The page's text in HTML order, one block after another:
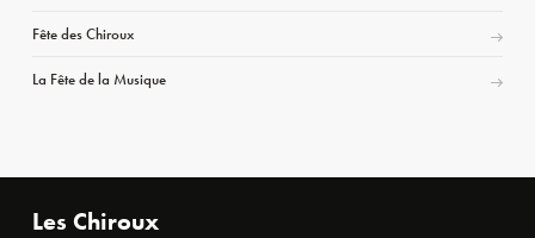
Fête des Chiroux
La Fête de la Musique
Les Chiroux